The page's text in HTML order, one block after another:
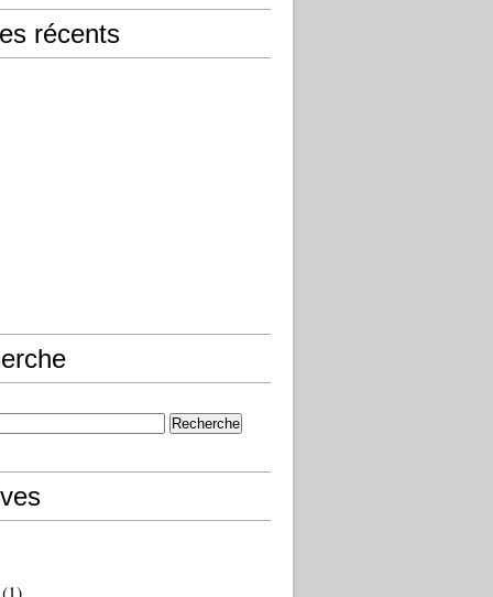
récents
(1)